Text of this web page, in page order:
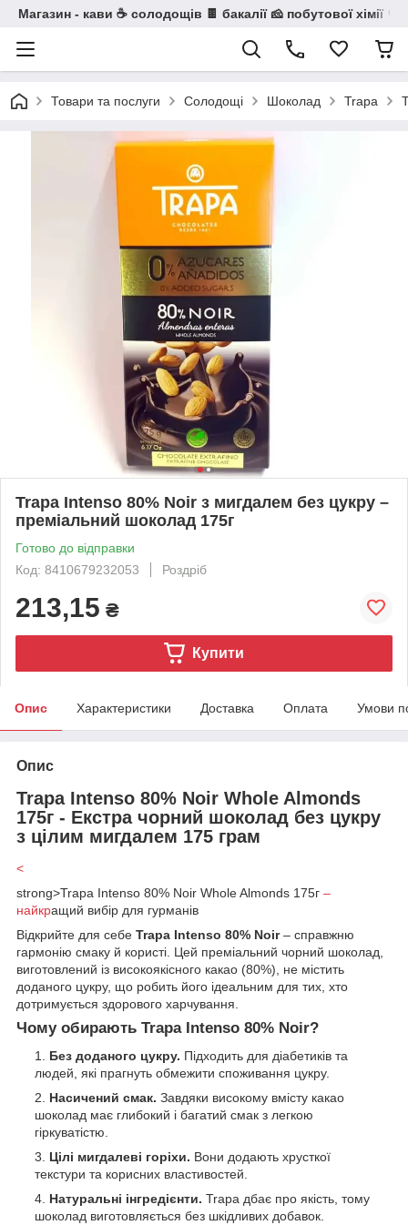
Магазин - кави ☕ солодощів 🍫 бакалії 🧀 побутової хімії 🧼
Товари та послуги Солодощі Шоколад Trapa
Trapa Intenso 80% Noir з мигдалем без цукру –
преміальний шоколад 175г
Готово до відправки
Код: 8410679232053
Роздріб
213,15 ₴
Купити
Опис Характеристики Доставка Оплата Умови
Опис
Trapa Intenso 80% Noir Whole Almonds
175г - Екстра чорний шоколад без цукру
з цілим мигдалем 175 грам
<
strong>Trapa Intenso 80% Noir Whole Almonds 175г –
найкращий вибір для гурманів
Відкрийте для себе Trapa Intenso 80% Noir– справжню
гармонію смаку й користі. Цей преміальний чорний шоколад,
виготовлений із високоякісного какао (80%), не містить
доданого цукру, що робить його ідеальним для тих, хто
дотримується здорового харчування.
Чому обирають Trapa Intenso 80% Noir?
Без доданого цукру. Підходить для діабетиків та
людей, які прагнуть обмежити споживання цукру.
Насичений смак. Завдяки високому вмісту какао
шоколад має глибокий і багатий смак з легкою
гіркуватістю.
Цілі мигдалеві горіхи. Вони додають хрусткої
текстури та корисних властивостей.
Натуральні інгредієнти. Trapa дбає про якість, тому
шоколад виготовляється без шкідливих добавок.